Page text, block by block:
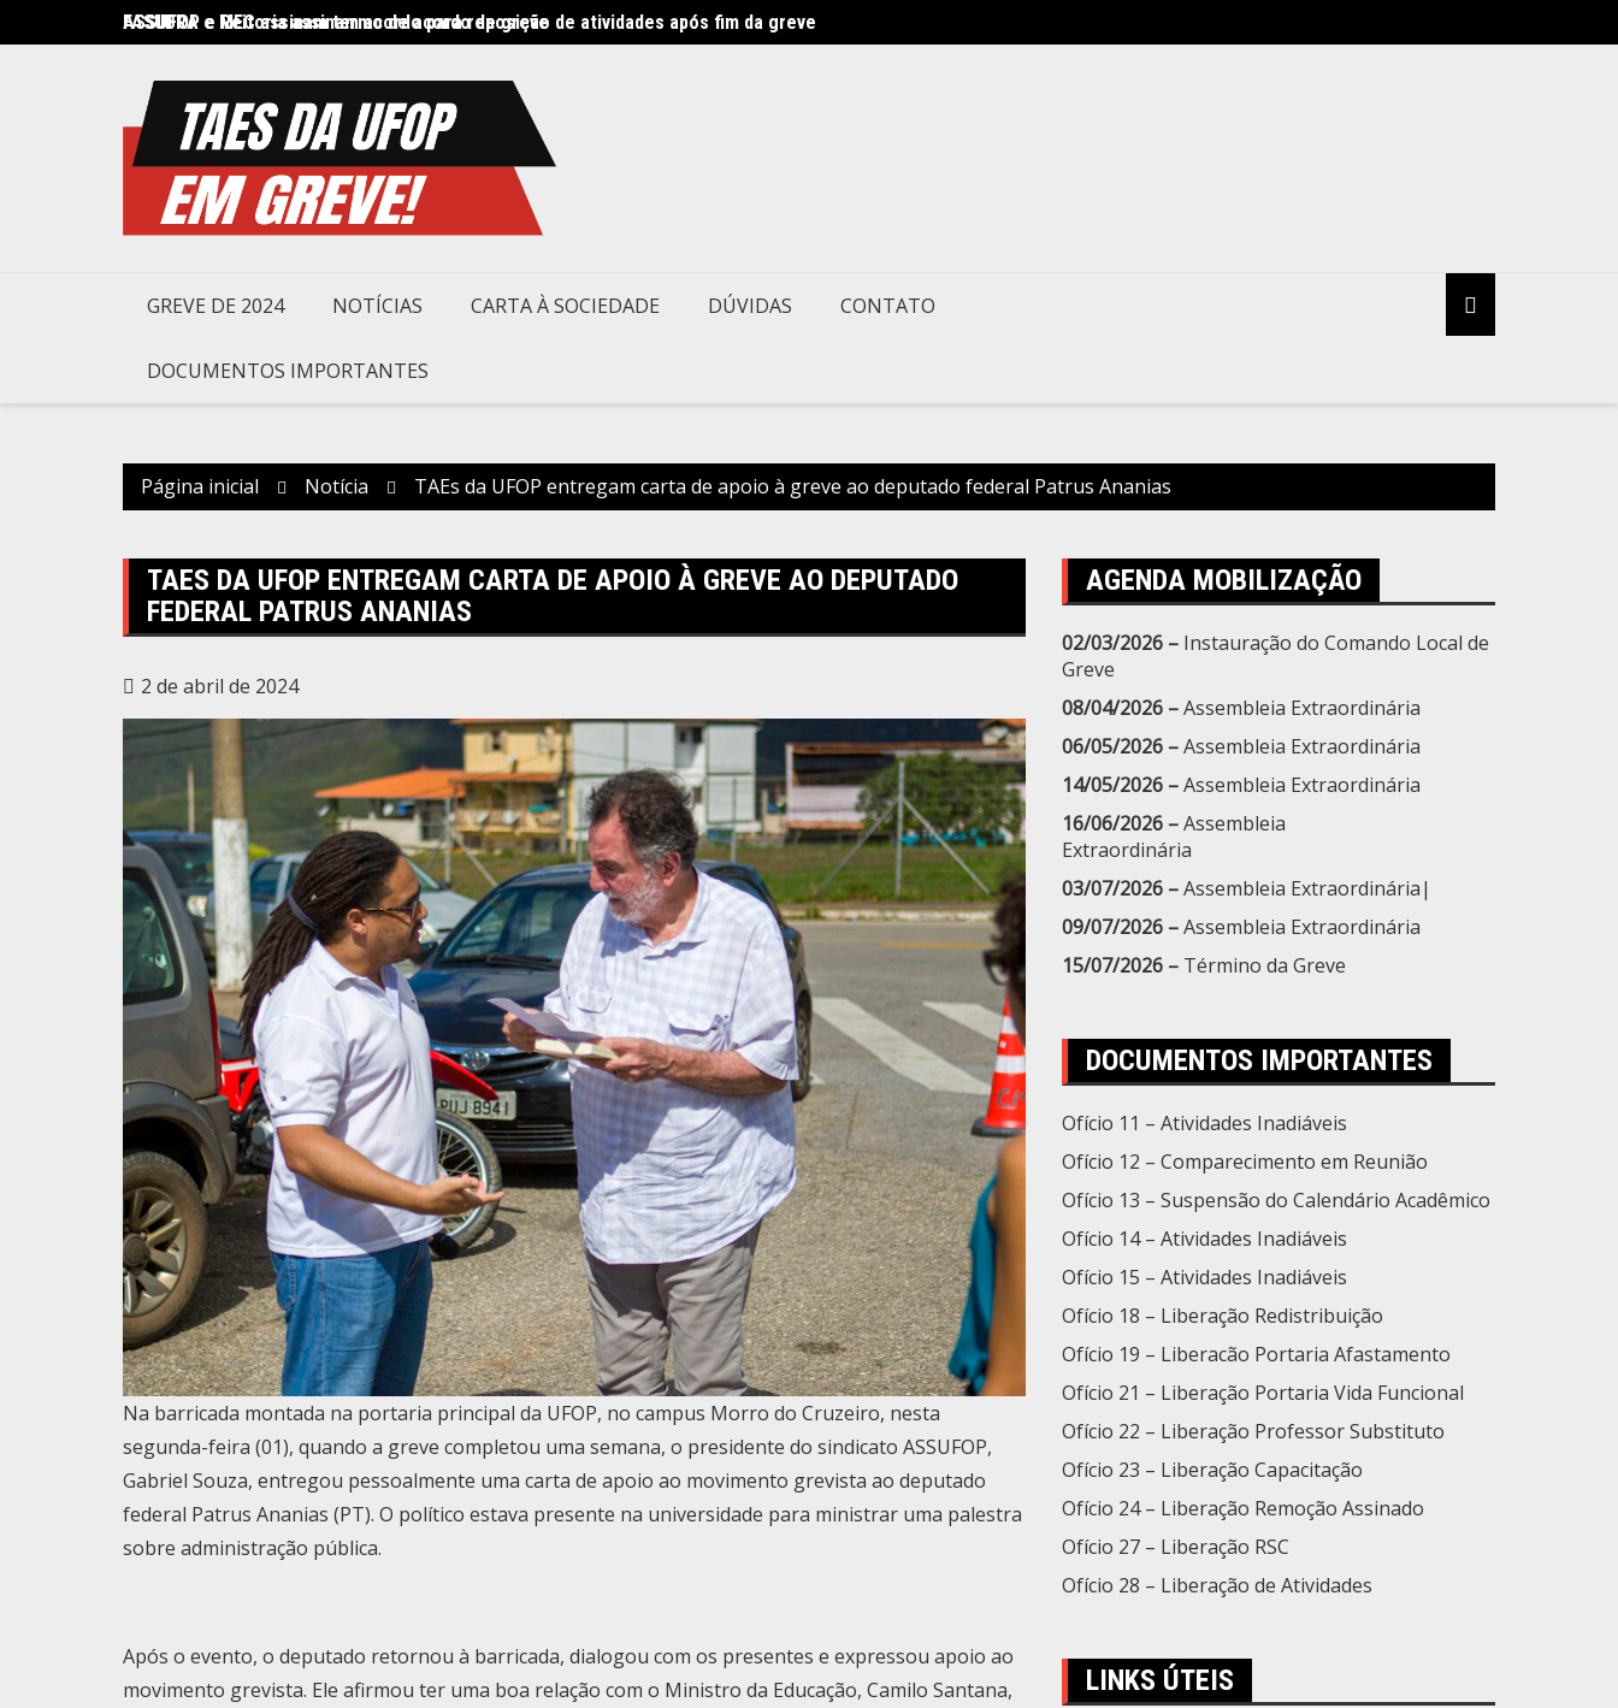
para
FASUBRA e MEC assinam termo de acordo de greve
ASSUFOP e Reitoria assinam acordo para reposição de atividades após fim da greve
GREVE DE 2024 NOTÍCIAS CARTA À SOCIEDADE DÚVIDAS CONTATO
DOCUMENTOS IMPORTANTES
Página inicial Notícia TAEs da UFOP entregam carta de apoio à greve ao deputado federal Patrus Ananias
TAES DA UFOP ENTREGAM CARTA DE APOIO À GREVE AO DEPUTADO
FEDERAL PATRUS ANANIAS
2 de abril de 2024
Na barricada montada na portaria principal da UFOP, no campus Morro do Cruzeiro, nesta
segunda-feira (01), quando a greve completou uma semana, o presidente do sindicato ASSUFOP,
Gabriel Souza, entregou pessoalmente uma carta de apoio ao movimento grevista ao deputado
federal Patrus Ananias (PT). O político estava presente na universidade para ministrar uma palestra
sobre administração pública.
Após o evento, o deputado retornou à barricada, dialogou com os presentes e expressou apoio ao
movimento grevista. Ele afirmou ter uma boa relação com o Ministro da Educação, Camilo Santana,
AGENDA MOBILIZAÇÃO
02/03/2026 – Instauração do Comando Local de
Greve
08/04/2026 –Assembleia Extraordinária
06/05/2026 –Assembleia Extraordinária
14/05/2026 –Assembleia Extraordinária
16/06/2026 –Assembleia
Extraordinária
03/07/2026 –Assembleia Extraordinária|
09/07/2026 –Assembleia Extraordinária
15/07/2026 – Término da Greve
DOCUMENTOS IMPORTANTES
Ofício 11 – Atividades Inadiáveis
Ofício 12 – Comparecimento em Reunião
Ofício 13 – Suspensão do Calendário Acadêmico
Ofício 14 – Atividades Inadiáveis
Ofício 15 – Atividades Inadiáveis
Ofício 18 – Liberação Redistribuição
Ofício 19 – Liberacão Portaria Afastamento
Ofício 21 – Liberação Portaria Vida Funcional
Ofício 22 – Liberação Professor Substituto
Ofício 23 – Liberação Capacitação
Ofício 24 – Liberação Remoção Assinado
Ofício 27 – Liberação RSC
Ofício 28 – Liberação de Atividades
LINKS ÚTEIS